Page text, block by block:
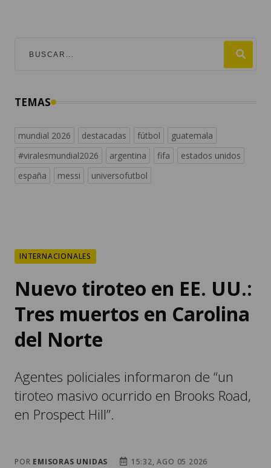
TEMAS
mundial 2026 destacadas fútbol
guatemala
#viralesmundial2026
argentina fifa
estados unidos
españa
messi universofutbol
INTERNACIONALES
Nuevo tiroteo en EE. UU.:
Tres muertos en Carolina
del Norte
Agentes policiales informaron de “un
tiroteo masivo ocurrido en Brooks Road,
en Prospect Hill”.
POR EMISORAS UNIDAS
15:32, AGO 05 2026